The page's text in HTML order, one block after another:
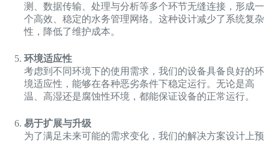
测、数据传输、处理与分析等多个环节无缝连接，形成一
个高效、稳定的水务管理网络。这种设计减少了系统复杂
性，降低了维护成本。
环境适应性
考虑到不同环境下的使用需求，我们的设备具备良好的环
境适应性，能够在各种恶劣条件下稳定运行。无论是高
温、高湿还是腐蚀性环境，都能保证设备的正常运行。
易于扩展与升级
为了满足未来可能的需求变化，我们的解决方案设计上预